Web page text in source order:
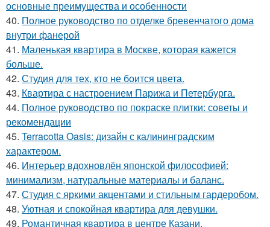
основные преимущества и особенности
40. Полное руководство по отделке бревенчатого дома
внутри фанерой
41. Маленькая квартира в Москве, которая кажется
больше.
42. Студия для тех, кто не боится цвета.
43. Квартира с настроением Парижа и Петербурга.
44. Полное руководство по покраске плитки: советы и
рекомендации
45. Terracotta Oasis: дизайн с калининградским
характером.
46. Интерьер вдохновлён японской философией:
минимализм, натуральные материалы и баланс.
47. Студия с яркими акцентами и стильным гардеробом.
48. Уютная и спокойная квартира для девушки.
49. Романтичная квартира в центре Казани.